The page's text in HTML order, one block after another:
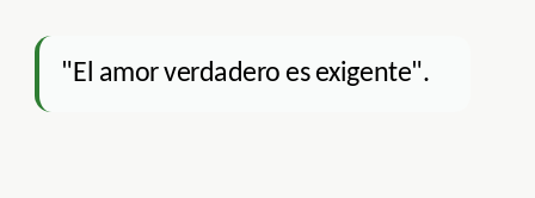
"El amor verdadero es exigente".